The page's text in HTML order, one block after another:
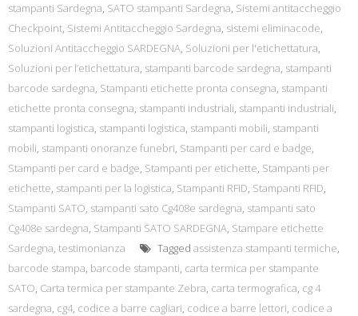
stampanti Sardegna, SATO stampanti Sardegna, Sistemi antitaccheggio
Checkpoint, Sistemi Antitaccheggio Sardegna, sistemi eliminacode,
Soluzioni Antitaccheggio SARDEGNA, Soluzioni per l'etichettatura,
Soluzioni per l’etichettatura, stampanti barcode sardegna, stampanti
barcode sardegna, Stampanti etichette pronta consegna, stampanti
etichette pronta consegna, stampanti industriali, stampanti industriali,
stampanti logistica, stampanti logistica, stampanti mobili, stampanti
mobili, stampanti onoranze funebri, Stampanti per card e badge,
Stampanti per card e badge, Stampanti per etichette, Stampanti per
etichette, stampanti per la logistica, Stampanti RFID, Stampanti RFID,
Stampanti SATO, stampanti sato Cg408e sardegna, stampanti sato
Cg408e sardegna, Stampanti SATO SARDEGNA, Stampare etichette
Sardegna, testimonianza Tagged assistenza stampanti termiche,
barcode stampa, barcode stampanti, carta termica per stampante
SATO, Carta termica per stampante Zebra, carta termografica, cg 4
sardegna, cg4, codice a barre cagliari, codice a barre lettori, codice a